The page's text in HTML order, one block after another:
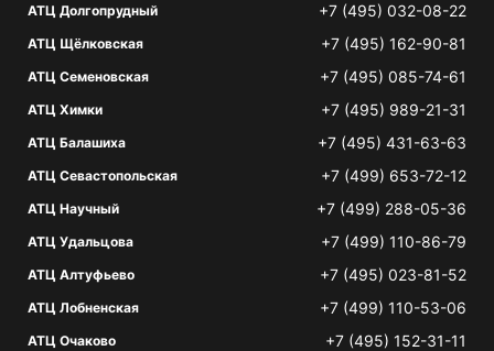
АТЦ Долгопрудный +7 (495) 032-08-22
АТЦ Щёлковская +7 (495) 162-90-81
АТЦ Семеновская +7 (495) 085-74-61
АТЦ Химки +7 (495) 989-21-31
АТЦ Балашиха +7 (495) 431-63-63
АТЦ Севастопольская +7 (499) 653-72-12
АТЦ Научный +7 (499) 288-05-36
АТЦ Удальцова +7 (499) 110-86-79
АТЦ Алтуфьево +7 (495) 023-81-52
АТЦ Лобненская +7 (499) 110-53-06
АТЦ Очаково +7 (495) 152-31-11